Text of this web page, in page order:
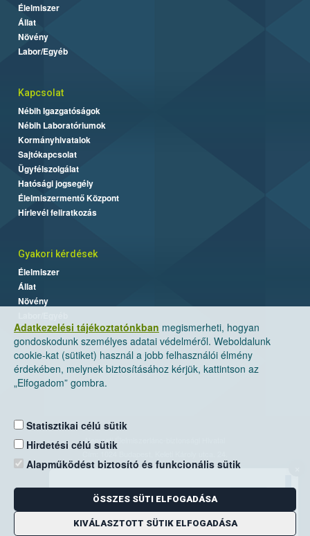
Adatkezelési tájékoztatónkban megismerheti, hogyan
gondoskodunk személyes adatai védelméről. Weboldalunk
cookie-kat (sütiket) használ a jobb felhasználói élmény
érdekében, melynek biztosításához kérjük, kattintson az
„Elfogadom” gombra.
Statisztikai célú sütik
Hirdetési célú sütik
Alapműködést biztosító és funkcionális sütik
ÖSSZES SÜTI ELFOGADÁSA
KIVÁLASZTOTT SÜTIK ELFOGADÁSA
Élelmiszer
Állat
Növény
Labor/Egyéb
Kapcsolat
Nébih Igazgatóságok
Nébih Laboratóriumok
Kormányhivatalok
Sajtókapcsolat
Ügyfélszolgálat
Hatósági jogsegély
Élelmiszermentő Központ
Hírlevél feliratkozás
Gyakori kérdések
Élelmiszer
Állat
Növény
Nemzeti Élelmiszerlánc-biztonsági Hivatal
Levelezési cím: 1525 Budapest. Pf. 30.
E-mail:ugyfelszolgalat@nebih.gov.hu
Zöld szám: 06-80/263-244
Telefon: 06-1/ 336-9000